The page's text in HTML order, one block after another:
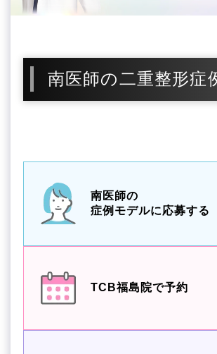
南医師の二重整形症
南医師の
症例モデルに応募する
TCB福島院で予約